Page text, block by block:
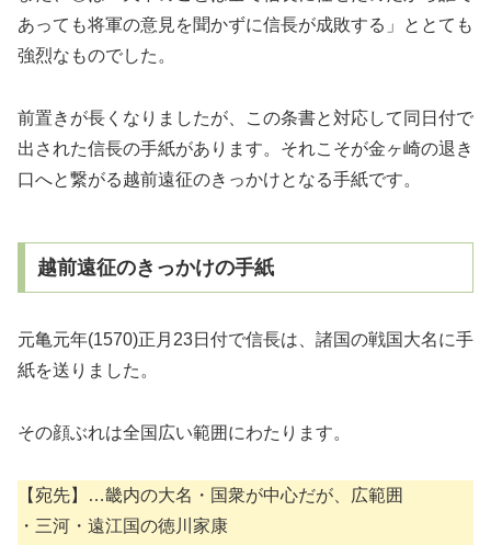
あっても将軍の意見を聞かずに信長が成敗する」ととても
強烈なものでした。
前置きが長くなりましたが、この条書と対応して同日付で
出された信長の手紙があります。それこそが金ヶ崎の退き
口へと繋がる越前遠征のきっかけとなる手紙です。
越前遠征のきっかけの手紙
元亀元年(1570)正月23日付で信長は、諸国の戦国大名に手
紙を送りました。
その顔ぶれは全国広い範囲にわたります。
【宛先】…畿内の大名・国衆が中心だが、広範囲
・三河・遠江国の徳川家康